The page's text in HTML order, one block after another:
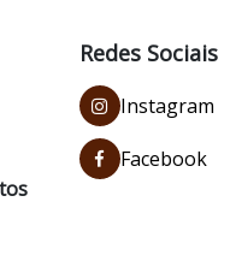
Redes Sociais
Instagram
Facebook